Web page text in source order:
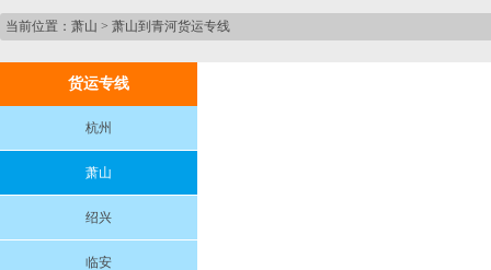
当前位置： 萧山 > 萧山到青河货运专线
货运专线
杭州
萧山
绍兴
临安